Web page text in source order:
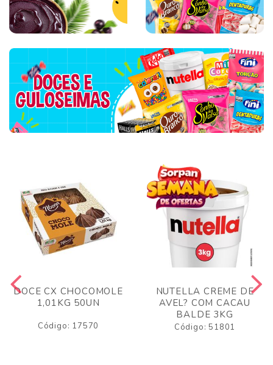
DOCE CX CHOCOMOLE
1,01KG 50UN
Código: 17570
NUTELLA CREME DE
AVEL? COM CACAU
BALDE 3KG
Código: 51801